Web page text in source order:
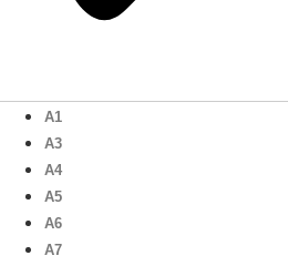
A1
A3
A4
A5
A6
A7